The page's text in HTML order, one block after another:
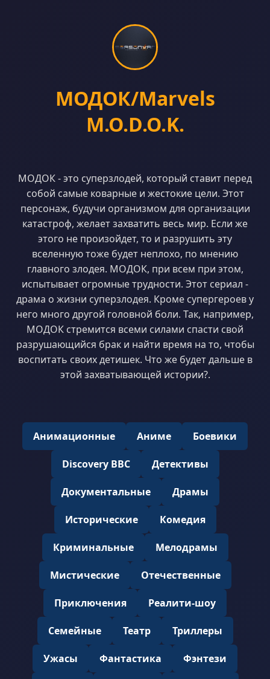
МОДОК/Marvels
M.O.D.O.K.
МОДОК - это суперзлодей, который ставит перед
собой самые коварные и жестокие цели. Этот
персонаж, будучи организмом для организации
катастроф, желает захватить весь мир. Если же
этого не произойдет, то и разрушить эту
вселенную тоже будет неплохо, по мнению
главного злодея. МОДОК, при всем при этом,
испытывает огромные трудности. Этот сериал -
драма о жизни суперзлодея. Кроме супергероев у
него много другой головной боли. Так, например,
МОДОК стремится всеми силами спасти свой
разрушающийся брак и найти время на то, чтобы
воспитать своих детишек. Что же будет дальше в
этой захватывающей истории?.
Анимационные Аниме Боевики
Discovery BBC Детективы
Документальные Драмы
Исторические Комедия
Криминальные Мелодрамы
Мистические Отечественные
Приключения Реалити-шоу
Семейные Театр Триллеры
Ужасы Фантастика Фэнтези